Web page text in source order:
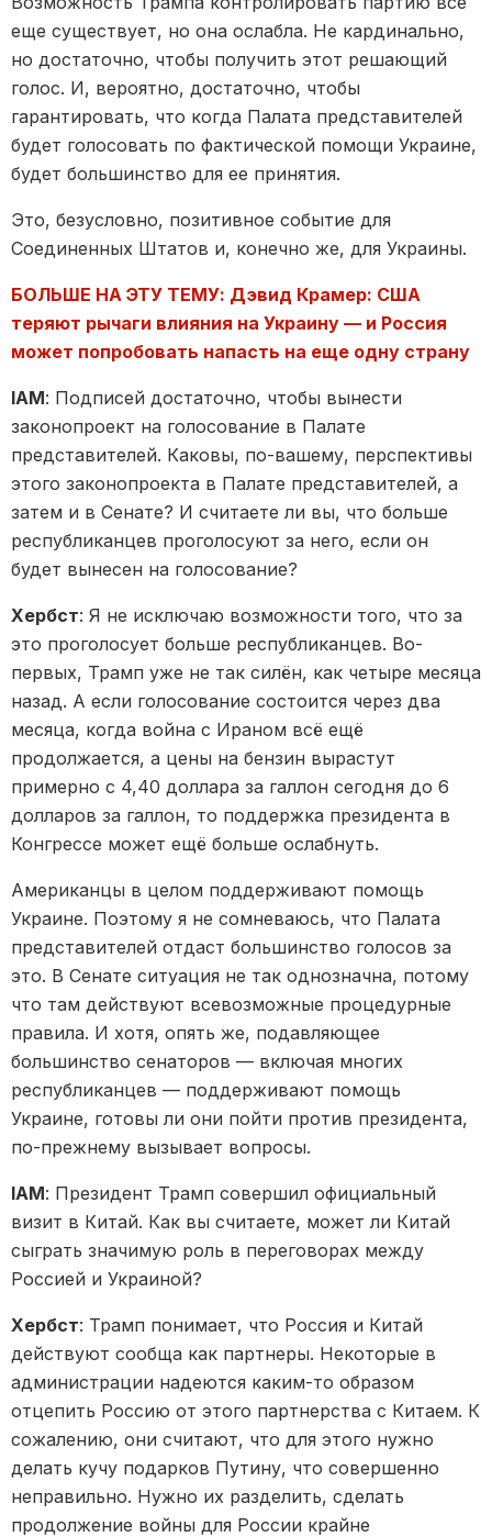
еще существует, но она ослабла. Не кардинально,
но достаточно, чтобы получить этот решающий
голос. И, вероятно, достаточно, чтобы
гарантировать, что когда Палата представителей
будет голосовать по фактической помощи Украине,
будет большинство для ее принятия.
Это, безусловно, позитивное событие для
Соединенных Штатов и, конечно же, для Украины.
БОЛЬШЕ НА ЭТУ ТЕМУ: Дэвид Крамер: США
теряют рычаги влияния на Украину — и Россия
может попробовать напасть на еще одну страну
IAM: Подписей достаточно, чтобы вынести
законопроект на голосование в Палате
представителей. Каковы, по-вашему, перспективы
этого законопроекта в Палате представителей, а
затем и в Сенате? И считаете ли вы, что больше
республиканцев проголосуют за него, если он
будет вынесен на голосование?
Хербст: Я не исключаю возможности того, что за
это проголосует больше республиканцев. Во-
первых, Трамп уже не так силён, как четыре месяца
назад. А если голосование состоится через два
месяца, когда война с Ираном всё ещё
продолжается, а цены на бензин вырастут
примерно с 4,40 доллара за галлон сегодня до 6
долларов за галлон, то поддержка президента в
Конгрессе может ещё больше ослабнуть.
Американцы в целом поддерживают помощь
Украине. Поэтому я не сомневаюсь, что Палата
представителей отдаст большинство голосов за
это. В Сенате ситуация не так однозначна, потому
что там действуют всевозможные процедурные
правила. И хотя, опять же, подавляющее
большинство сенаторов — включая многих
республиканцев — поддерживают помощь
Украине, готовы ли они пойти против президента,
по-прежнему вызывает вопросы.
IAM: Президент Трамп совершил официальный
визит в Китай. Как вы считаете, может ли Китай
сыграть значимую роль в переговорах между
Россией и Украиной?
Хербст: Трамп понимает, что Россия и Китай
действуют сообща как партнеры. Некоторые в
администрации надеются каким-то образом
отцепить Россию от этого партнерства с Китаем. К
сожалению, они считают, что для этого нужно
делать кучу подарков Путину, что совершенно
неправильно. Нужно их разделить, сделать
продолжение войны для России крайне